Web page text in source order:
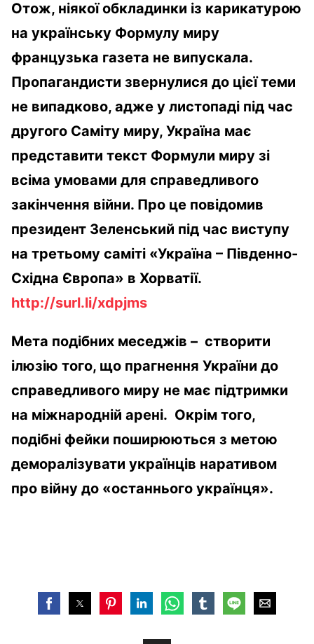
Отож, ніякої обкладинки із карикатурою
на українську Формулу миру
французька газета не випускала.
Пропагандисти звернулися до цієї теми
не випадково, адже у листопаді під час
другого Саміту миру, Україна має
представити текст Формули миру зі
всіма умовами для справедливого
закінчення війни. Про це повідомив
президент Зеленський під час виступу
на третьому саміті «Україна – Південно-
Східна Європа» в Хорватії.
http://surl.li/xdpjms
Мета подібних меседжів – створити
ілюзію того, що прагнення України до
справедливого миру не має підтримки
на міжнародній арені. Окрім того,
подібні фейки поширюються з метою
деморалізувати українців наративом
про війну до «останнього українця».